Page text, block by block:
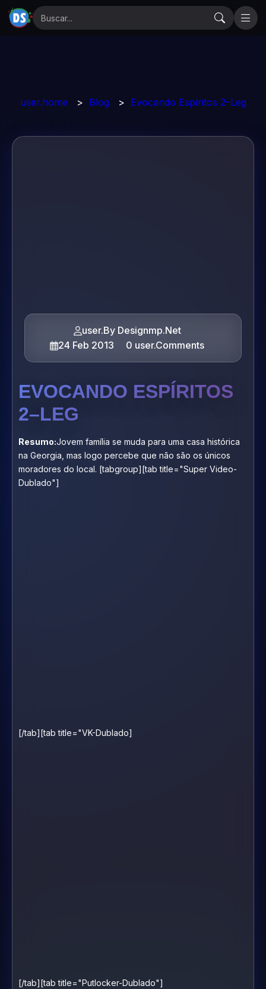
user.home > Blog > Evocando Espíritos 2–Leg
user.By Designmp.Net
24 Feb 2013
0 user.Comments
EVOCANDO ESPÍRITOS
2–LEG
Resumo:Jovem família se muda para uma casa histórica
na Georgia, mas logo percebe que não são os únicos
moradores do local. [tabgroup][tab title="Super Video-
Dublado"]
[/tab][tab title="VK-Dublado]
[/tab][tab title="Putlocker-Dublado"]